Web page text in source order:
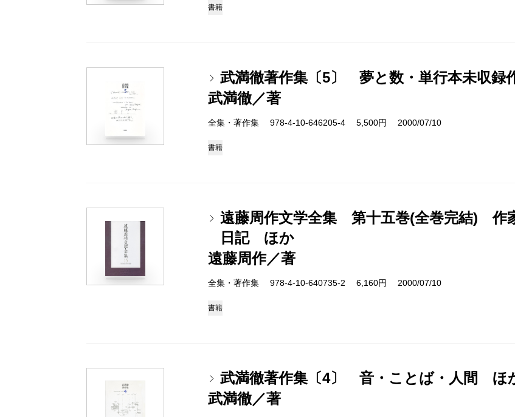
書籍
武満徹著作集〔5〕 夢と数・単行本未収
武満徹／著
全集・著作集 978-4-10-646205-4 5,500円 2000/07/10
書籍
遠藤周作文学全集 第十五巻(全巻完結) 作
日記 ほか
遠藤周作／著
全集・著作集 978-4-10-640735-2 6,160円 2000/07/10
書籍
武満徹著作集〔4〕 音・ことば・人間 ほ
武満徹／著